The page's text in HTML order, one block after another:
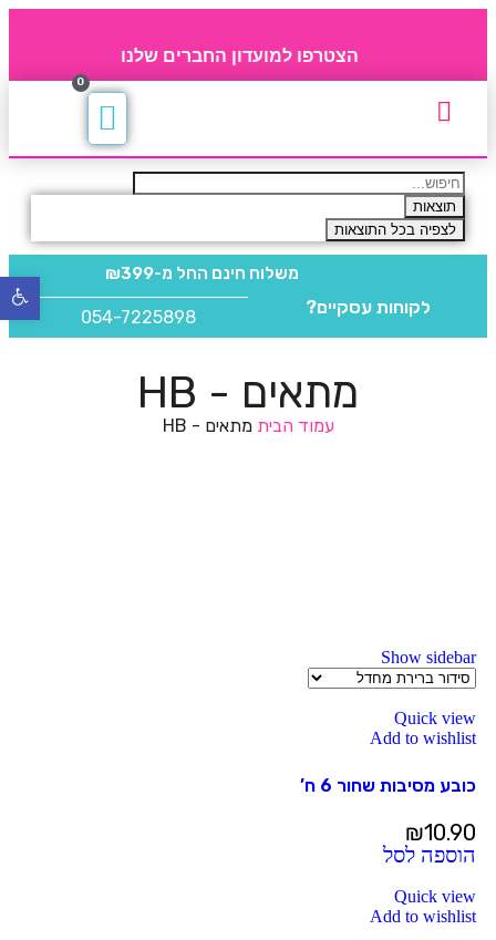
הצטרפו למועדון החברים שלנו
0
תוצאות
לצפיה בכל התוצאות
משלוח חינם החל מ-₪399
לקוחות עסקיים? 054-7225898
מתאים - HB
עמוד הביתמתאים - HB
Show sidebar
Quick view
Add to wishlist
כובע מסיבות שחור 6 ח’
₪10.90
הוספה לסל
Quick view
Add to wishlist
פתח